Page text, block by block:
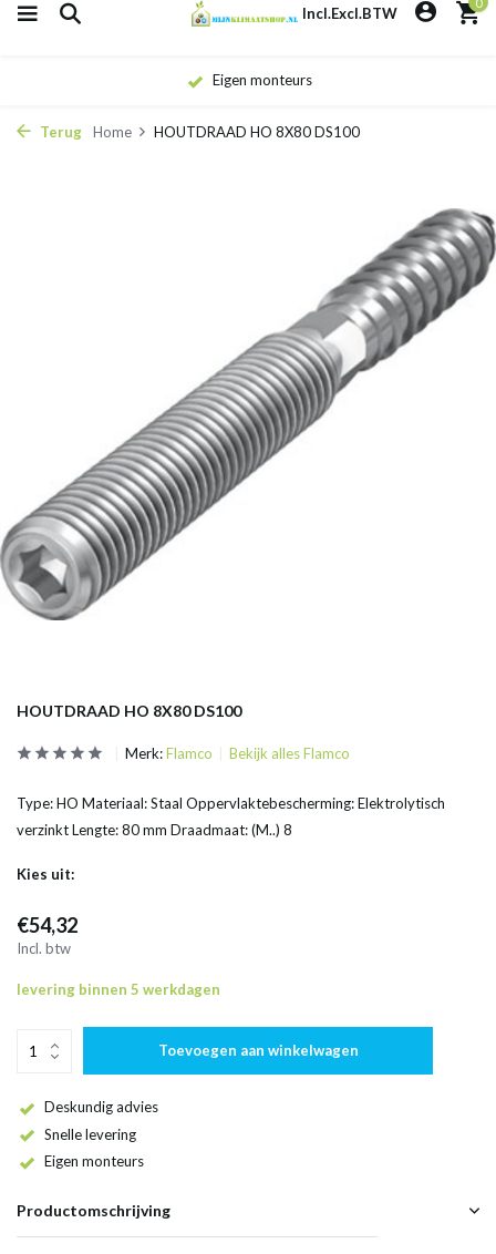
Incl.Excl.BTW
Eigen monteurs
Terug Home HOUTDRAAD HO 8X80 DS100
HOUTDRAAD HO 8X80 DS100
Merk:Flamco Bekijk alles Flamco
Type: HO Materiaal: Staal Oppervlaktebescherming: Elektrolytisch
verzinkt Lengte: 80 mm Draadmaat: (M..) 8
Kies uit:
€54,32
Incl. btw
levering binnen 5 werkdagen
Toevoegen aan winkelwagen
Deskundig advies
Snelle levering
Eigen monteurs
Productomschrijving